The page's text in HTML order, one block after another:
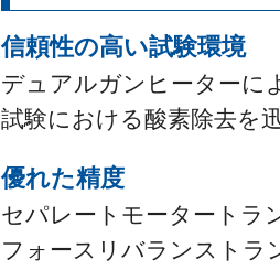
信頼性の高い試験環境
デュアルガンヒーターに
試験における酸素除去を
優れた精度
セパレートモータートラ
フォースリバランストラ